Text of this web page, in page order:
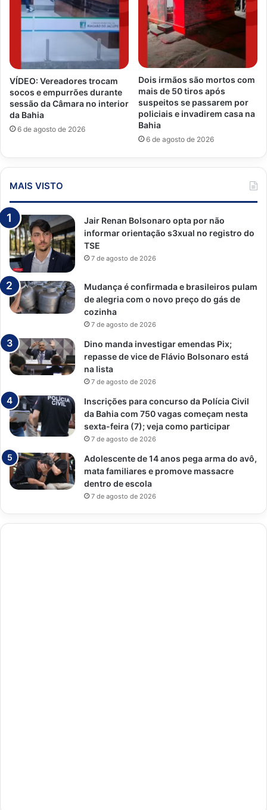
VÍDEO: Vereadores trocam
socos e empurrões durante
sessão da Câmara no interior
da Bahia
6 de agosto de 2026
Dois irmãos são mortos com
mais de 50 tiros após
suspeitos se passarem por
policiais e invadirem casa na
Bahia
6 de agosto de 2026
MAIS VISTO
Jair Renan Bolsonaro opta por não
informar orientação s3xual no registro do
TSE
7 de agosto de 2026
Mudança é confirmada e brasileiros pulam
de alegria com o novo preço do gás de
cozinha
7 de agosto de 2026
Dino manda investigar emendas Pix;
repasse de vice de Flávio Bolsonaro está
na lista
7 de agosto de 2026
Inscrições para concurso da Polícia Civil
da Bahia com 750 vagas começam nesta
sexta-feira (7); veja como participar
7 de agosto de 2026
Adolescente de 14 anos pega arma do avô,
mata familiares e promove massacre
dentro de escola
7 de agosto de 2026